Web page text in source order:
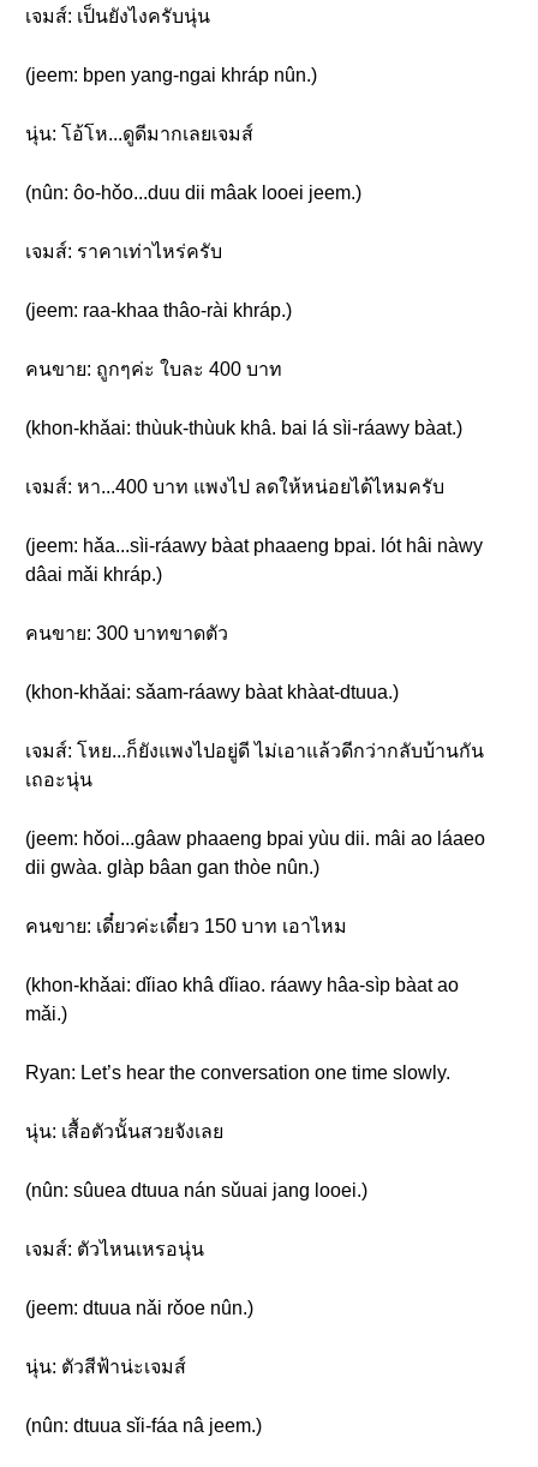
เจมส์: เป็นยังไงครับนุ่น
(jeem: bpen yang-ngai khráp nûn.)
นุ่น: โอ้โห...ดูดีมากเลยเจมส์
(nûn: ôo-hǒo...duu dii mâak looei jeem.)
เจมส์: ราคาเท่าไหร่ครับ
(jeem: raa-khaa thâo-rài khráp.)
คนขาย: ถูกๆค่ะ ใบละ 400 บาท
(khon-khǎai: thùuk-thùuk khâ. bai lá sìi-ráawy bàat.)
เจมส์: หา...400 บาท แพงไป ลดให้หน่อยได้ไหมครับ
(jeem: hǎa...sìi-ráawy bàat phaaeng bpai. lót hâi nàwy
dâai mǎi khráp.)
คนขาย: 300 บาทขาดตัว
(khon-khǎai: sǎam-ráawy bàat khàat-dtuua.)
เจมส์: โหย...ก็ยังแพงไปอยู่ดี ไม่เอาแล้วดีกว่ากลับบ้านกัน
เถอะนุ่น
(jeem: hǒoi...gâaw phaaeng bpai yùu dii. mâi ao láaeo
dii gwàa. glàp bâan gan thòe nûn.)
คนขาย: เดี๋ยวค่ะเดี๋ยว 150 บาท เอาไหม
(khon-khǎai: dǐiao khâ dǐiao. ráawy hâa-sìp bàat ao
mǎi.)
Ryan: Let’s hear the conversation one time slowly.
นุ่น: เสื้อตัวนั้นสวยจังเลย
(nûn: sûuea dtuua nán sǔuai jang looei.)
เจมส์: ตัวไหนเหรอนุ่น
(jeem: dtuua nǎi rǒoe nûn.)
นุ่น: ตัวสีฟ้าน่ะเจมส์
(nûn: dtuua sǐi-fáa nâ jeem.)